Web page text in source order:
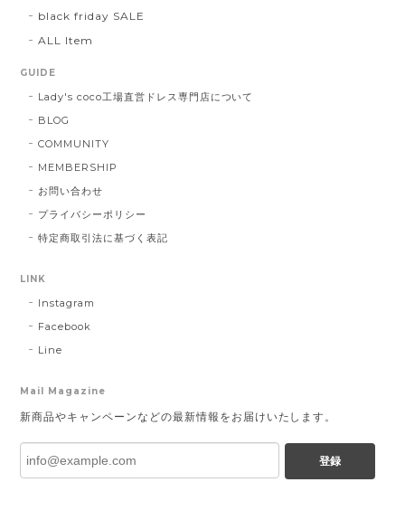
black friday SALE
ALL Item
GUIDE
Lady's coco工場直営ドレス専門店について
BLOG
COMMUNITY
MEMBERSHIP
お問い合わせ
プライバシーポリシー
特定商取引法に基づく表記
LINK
Instagram
Facebook
Line
Mail Magazine
新商品やキャンペーンなどの最新情報をお届けいたします。
登録